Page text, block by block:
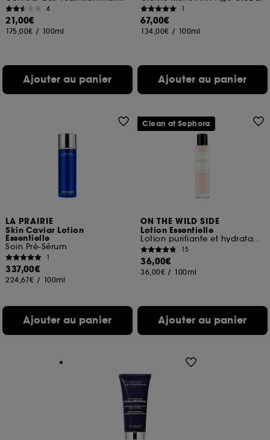
4
21,00€
175,00€ / 100ml
Ajouter au panier
1
67,00€
134,00€ / 100ml
Ajouter au panier
LA PRAIRIE
Skin Caviar Lotion
Essentielle
Soin Pré-Sérum
1
337,00€
224,67€ / 100ml
Ajouter au panier
ON THE WILD SIDE
Lotion Essentielle
Lotion purifiante et hydratante
15
36,00€
36,00€ / 100ml
Ajouter au panier
Clean at Sephora